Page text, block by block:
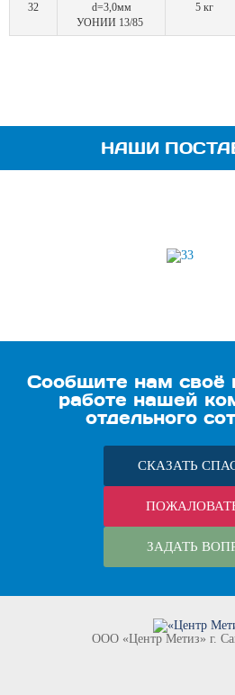
32
d=3,0мм
УОНИИ 13/85
5 кг
НАШИ
Сообщите нам своё
работе нашей
отдельного
СКАЗАТЬ
ЗАДАТЬ
ООО «Центр Метиз» г.